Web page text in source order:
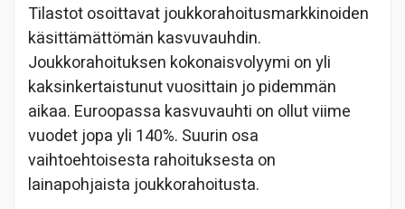
Tilastot osoittavat joukkorahoitusmarkkinoiden
käsittämättömän kasvuvauhdin.
Joukkorahoituksen kokonaisvolyymi on yli
kaksinkertaistunut vuosittain jo pidemmän
aikaa. Euroopassa kasvuvauhti on ollut viime
vuodet jopa yli 140%. Suurin osa
vaihtoehtoisesta rahoituksesta on
lainapohjaista joukkorahoitusta.